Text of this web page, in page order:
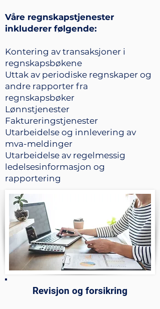
Våre regnskapstjenester
inkluderer følgende:
Kontering av transaksjoner i
regnskapsbøkene
Uttak av periodiske regnskaper og
andre rapporter fra
regnskapsbøker
Lønnstjenester
Faktureringstjenester
Utarbeidelse og innlevering av
mva-meldinger
Utarbeidelse av regelmessig
ledelsesinformasjon og
rapportering
Revisjon og forsikring